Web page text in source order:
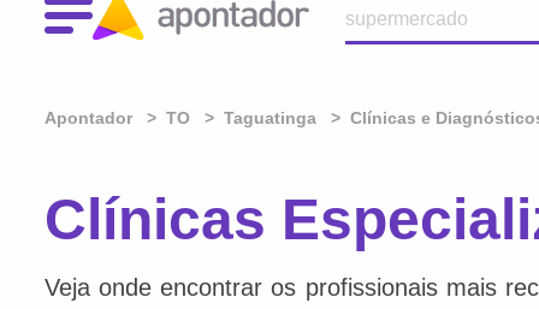
Apontador TO Taguatinga Clínicas e
Clínicas
Veja onde encontrar os profissionais mais